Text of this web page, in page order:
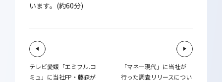
います。(約60分)
テレビ愛媛「エミフル.コ
ミュ」に当社FP・藤森が
「マネー現代」に当社が
行った調査リリースについ